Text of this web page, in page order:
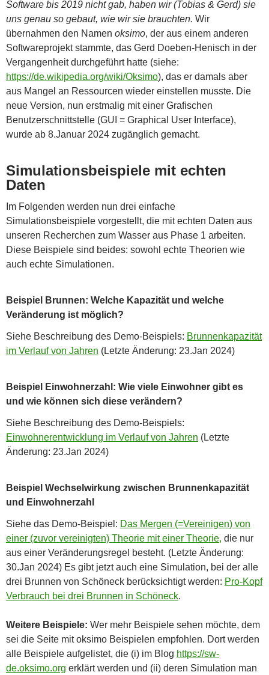
Software bis 2019 nicht gab, haben wir (Tobias & Gerd) sie
uns genau so gebaut, wie wir sie brauchten. Wir
übernahmen den Namen oksimo, der aus einem anderen
Softwareprojekt stammte, das Gerd Doeben-Henisch in der
Vergangenheit durchgeführt hatte (siehe:
https://de.wikipedia.org/wiki/Oksimo), das er damals aber
aus Mangel an Ressourcen wieder einstellen musste. Die
neue Version, nun erstmalig mit einer Grafischen
Benutzerschnittstelle (GUI = Graphical User Interface),
wurde ab 8.Januar 2024 zugänglich gemacht.
Simulationsbeispiele mit echten
Daten
Im Folgenden werden nun drei einfache
Simulationsbeispiele vorgestellt, die mit echten Daten aus
unseren Recherchen zum Wasser aus Phase 1 arbeiten.
Diese Beispiele sind beides: sowohl echte Theorien wie
auch echte Simulationen.
Beispiel Brunnen: Welche Kapazität und welche
Veränderung ist möglich?
Siehe Beschreibung des Demo-Beispiels: Brunnenkapazität
im Verlauf von Jahren (Letzte Änderung: 23.Jan 2024)
Beispiel Einwohnerzahl: Wie viele Einwohner gibt es
und wie können sich diese verändern?
Siehe Beschreibung des Demo-Beispiels:
Einwohnerentwicklung im Verlauf von Jahren (Letzte
Änderung: 23.Jan 2024)
Beispiel Wechselwirkung zwischen Brunnenkapazität
und Einwohnerzahl
Siehe das Demo-Beispiel: Das Mergen (=Vereinigen) von
einer (zuvor vereinigten) Theorie mit einer Theorie, die nur
aus einer Veränderungsregel besteht. (Letzte Änderung:
30.Jan 2024) Es gibt jetzt auch eine Simulation, bei der alle
drei Brunnen von Schöneck berücksichtigt werden: Pro-Kopf
Verbrauch bei drei Brunnen in Schöneck.
Weitere Beispiele: Wer mehr Beispiele sehen möchte, dem
sei die Seite mit oksimo Beispielen empfohlen. Dort werden
alle Beispiele aufgelistet, die (i) im Blog https://sw-
de.oksimo.org erklärt werden und (ii) deren Simulation man